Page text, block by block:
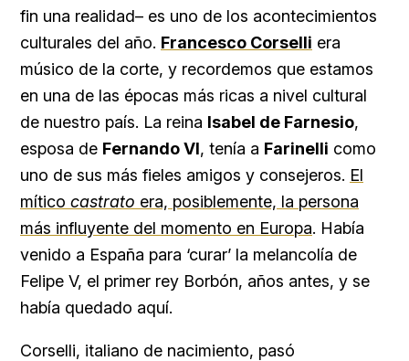
fin una realidad– es uno de los acontecimientos
culturales del año. Francesco Corselli era
músico de la corte, y recordemos que estamos
en una de las épocas más ricas a nivel cultural
de nuestro país. La reina Isabel de Farnesio,
esposa de Fernando VI, tenía a Farinelli como
uno de sus más fieles amigos y consejeros. El
mítico castrato era, posiblemente, la persona
más influyente del momento en Europa. Había
venido a España para ‘curar’ la melancolía de
Felipe V, el primer rey Borbón, años antes, y se
había quedado aquí.
Corselli, italiano de nacimiento, pasó